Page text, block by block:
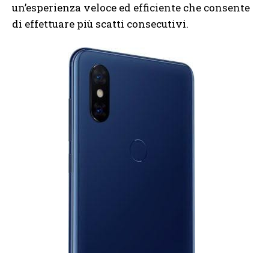
un’esperienza veloce ed efficiente che consente
di effettuare più scatti consecutivi.